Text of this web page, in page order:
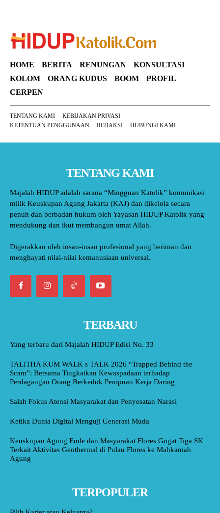
HOME BERITA RENUNGAN
KONSULTASI
KOLOM
ORANG KUDUS BOOM
PROFIL
CERPEN
TENTANG KAMI
KEBIJAKAN PRIVASI
KETENTUAN PENGGUNAAN
REDAKSI HUBUNGI KAMI
TENTANG KAMI
Majalah HIDUP adalah sarana “Mingguan Katolik” komunikasi
milik Keuskupan Agung Jakarta (KAJ) dan dikelola secara
penuh dan berbadan hukum oleh Yayasan HIDUP Katolik yang
mendukung dan ikut membangun umat Allah.
Digerakkan oleh insan-insan profesional yang beriman dan
menghayati nilai-nilai kemanusiaan universal.
TERBARU
Yang terbaru dari Majalah HIDUP Edisi No. 33
TALITHA KUM WALK s TALK 2026 “Trapped Behind the
Scam”: Bersama Tingkatkan Kewaspadaan terhadap
Perdagangan Orang Berkedok Penipuan Kerja Daring
Salah Fokus Atensi Masyarakat dan Penyesatan Narasi
Ketika Dunia Digital Menguji Generasi Muda
Keuskupan Agung Ende dan Masyarakat Flores Gugat Tiga SK
Terkait Aktivitas Geothermal di Pulau Flores ke Mahkamah
Agung
TERPOPULER